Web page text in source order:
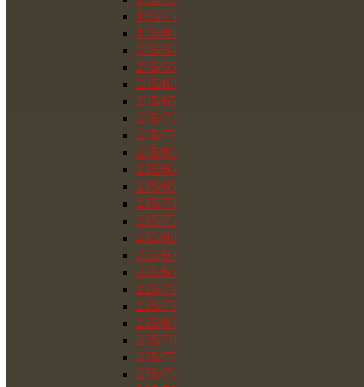
195/75
195/80
205/50
205/55
205/60
205/65
205/70
205/75
205/80
215/60
215/65
215/70
215/75
215/80
225/60
225/65
225/70
225/75
225/80
235/70
235/75
255/70